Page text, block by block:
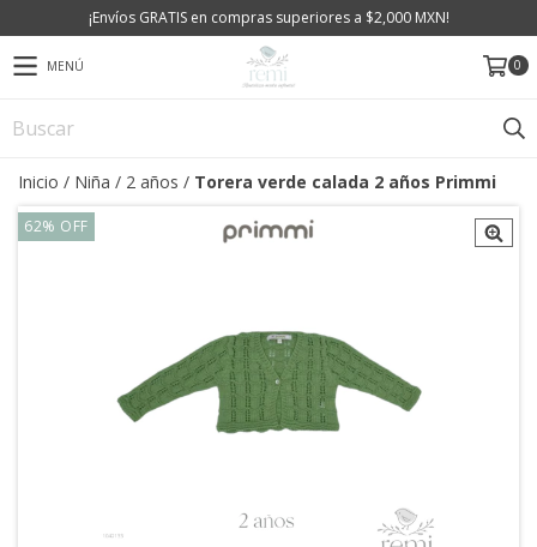
¡Envíos GRATIS en compras superiores a $2,000 MXN!
MENÚ 0
Inicio / Niña / 2 años / Torera verde calada 2 años Primmi
62% OFF